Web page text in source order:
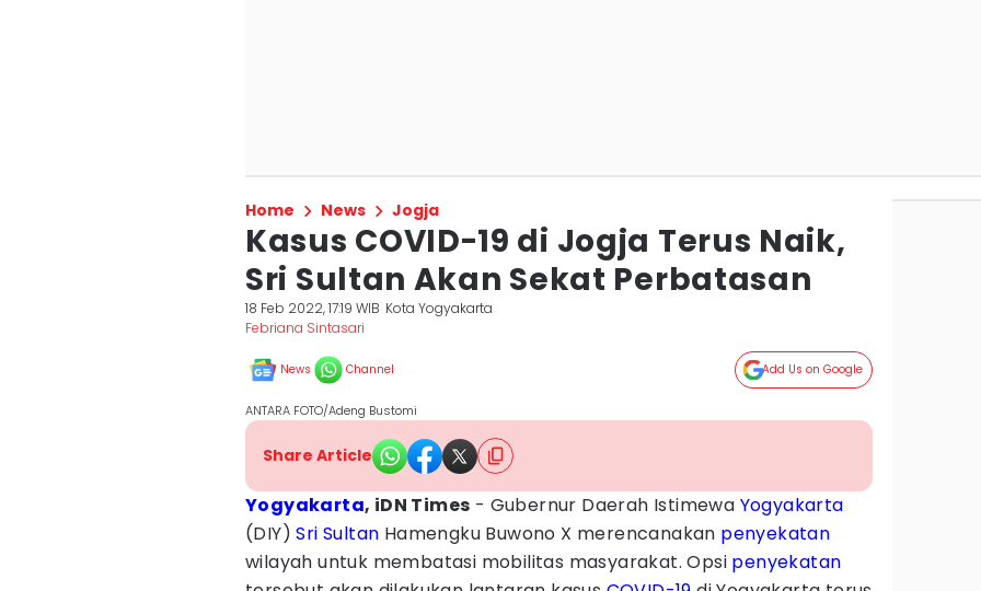
Home News Jogja
Kasus COVID-19 di Jogja Terus Naik,
Sri Sultan Akan Sekat Perbatasan
18 Feb 2022, 17:19 WIB Kota Yogyakarta
Febriana Sintasari
News Channel Add Us on Google
ANTARA FOTO/Adeng Bustomi
Share Article
Yogyakarta, iDN Times - Gubernur Daerah Istimewa Yogyakarta
(DIY) Sri Sultan Hamengku Buwono X merencanakan penyekatan
wilayah untuk membatasi mobilitas masyarakat. Opsi penyekatan